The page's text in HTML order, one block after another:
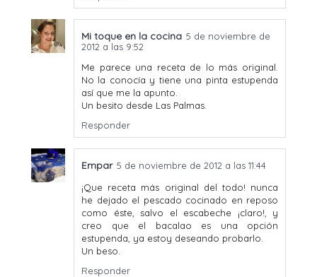
Mi toque en la cocina 5 de noviembre de
2012 a las 9:52
Me parece una receta de lo más original.
No la conocía y tiene una pinta estupenda
así que me la apunto.
Un besito desde Las Palmas.
Responder
Empar 5 de noviembre de 2012 a las 11:44
¡Que receta más original del todo! nunca
he dejado el pescado cocinado en reposo
como éste, salvo el escabeche ¡claro!, y
creo que el bacalao es una opción
estupenda, ya estoy deseando probarlo.
Un beso.
Responder